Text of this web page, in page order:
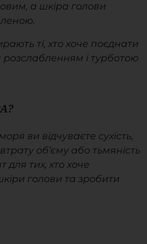
а шкіра голови
ті, хто хоче поєднати
розслабленням і турботою
ви відчуваєте сухість,
об’єму або тьмяність
для тих, хто хоче
голови та зробити